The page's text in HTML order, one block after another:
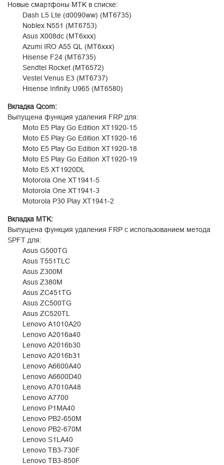
Новые смартфоны MTK в списке:
Dash L5 Lte (d0090ww) (MT6735)
Noblex N551 (MT6753)
Asus X008dc (MT6xxx)
Azumi IRO A55 QL (MT6xxx)
Hisense F24 (MT6735)
Sendtel Rocket (MT6572)
Vestel Venus E3 (MT6737)
Hisense Infinity U965 (MT6580)
Вкладка Qcom:
Выпущена функция удаления FRP для:
Moto E5 Play Go Edition XT1920-15
Moto E5 Play Go Edition XT1920-16
Moto E5 Play Go Edition XT1920-18
Moto E5 Play Go Edition XT1920-19
Moto E5 XT1920DL
Motorola One XT1941-5
Motorola One XT1941-3
Motorola P30 Play XT1941-2
Вкладка MTK:
Выпущена функция удаления FRP с использованием метода
SPFT для:
Asus G500TG
Asus T551TLC
Asus Z300M
Asus Z380M
Asus ZC451TG
Asus ZC500TG
Asus ZC520TL
Lenovo A1010A20
Lenovo A2016a40
Lenovo A2016b30
Lenovo A2016b31
Lenovo A6600A40
Lenovo A6600D40
Lenovo A7010A48
Lenovo A7700
Lenovo P1MA40
Lenovo PB2-650M
Lenovo PB2-670M
Lenovo S1LA40
Lenovo TB3-730F
Lenovo TB3-850F